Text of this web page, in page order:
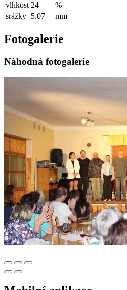
vlhkost 24
%
srážky 5.07 mm
Fotogalerie
Náhodná fotogalerie